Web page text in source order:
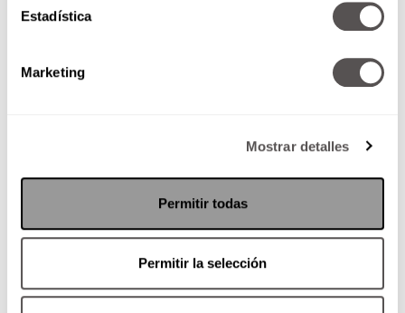
Estadística
Marketing
Mostrar detalles
Permitir todas
Permitir la selección
Falta de confianza y seguridad en ti misma,
depresión regrese si ya la tuviste o que
aparezca aunque nunca la hayas tenido porque
durante este tiempo produces menos
estrógeno, y eso también te lleva a falta de
concentración y todavía más irritabilidad.